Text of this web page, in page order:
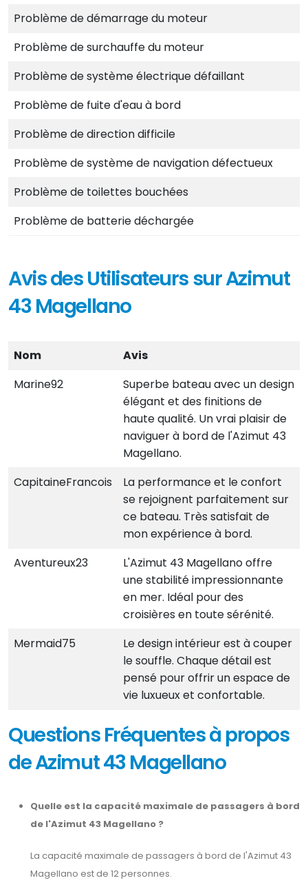
Problème de démarrage du moteur
Problème de surchauffe du moteur
Problème de système électrique défaillant
Problème de fuite d'eau à bord
Problème de direction difficile
Problème de système de navigation défectueux
Problème de toilettes bouchées
Problème de batterie déchargée
Avis des Utilisateurs sur Azimut
43 Magellano
Nom
Avis
Marine92
Superbe bateau avec un design
élégant et des finitions de
haute qualité. Un vrai plaisir de
naviguer à bord de l'Azimut 43
Magellano.
CapitaineFrancois
La performance et le confort
se rejoignent parfaitement sur
ce bateau. Très satisfait de
mon expérience à bord.
Aventureux23
L'Azimut 43 Magellano offre
une stabilité impressionnante
en mer. Idéal pour des
croisières en toute sérénité.
Mermaid75
Le design intérieur est à couper
le souffle. Chaque détail est
pensé pour offrir un espace de
vie luxueux et confortable.
Questions Fréquentes à propos
de Azimut 43 Magellano
Quelle est la capacité maximale de passagers à bord
de l'Azimut 43 Magellano ?
La capacité maximale de passagers à bord de l'Azimut 43
Magellano est de 12 personnes.